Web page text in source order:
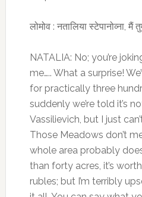
लोमोव : नतालिया स्टेपानोव्ना, मैं
NATALIA: No; you’re
me….. What a surprise!
for practically three
suddenly we’re told it’s
Vassilievich, but I just
Those Meadows don’t
whole area probably
than forty acres, it’s
rubles; but I’m terribly